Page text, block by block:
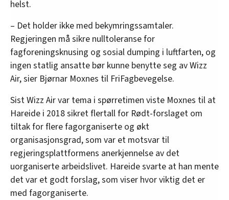
helst.
– Det holder ikke med bekymringssamtaler.
Regjeringen må sikre nulltoleranse for
fagforeningsknusing og sosial dumping i luftfarten, og
ingen statlig ansatte bør kunne benytte seg av Wizz
Air, sier Bjørnar Moxnes til FriFagbevegelse.
Sist Wizz Air var tema i spørretimen viste Moxnes til at
Hareide i 2018 sikret flertall for Rødt-forslaget om
tiltak for flere fagorganiserte og økt
organisasjonsgrad, som var et motsvar til
regjeringsplattformens anerkjennelse av det
uorganiserte arbeidslivet. Hareide svarte at han mente
det var et godt forslag, som viser hvor viktig det er
med fagorganiserte.